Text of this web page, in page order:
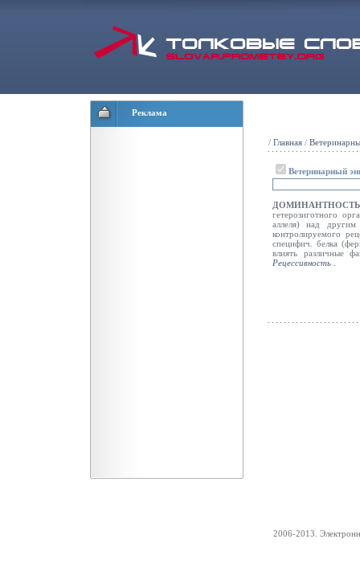
Реклама
/ Главная /
Ветеринарный
гетерозиготного
аллеля) над другим
контролируемого
специфич. белка
влиять различные
Рецессивность
2006-2013.